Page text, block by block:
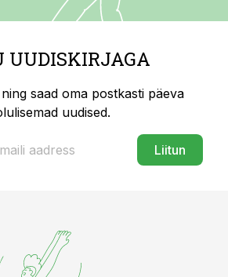
UUDISKIRJAGA
saad oma postkasti päeva
uudised.
Liitun